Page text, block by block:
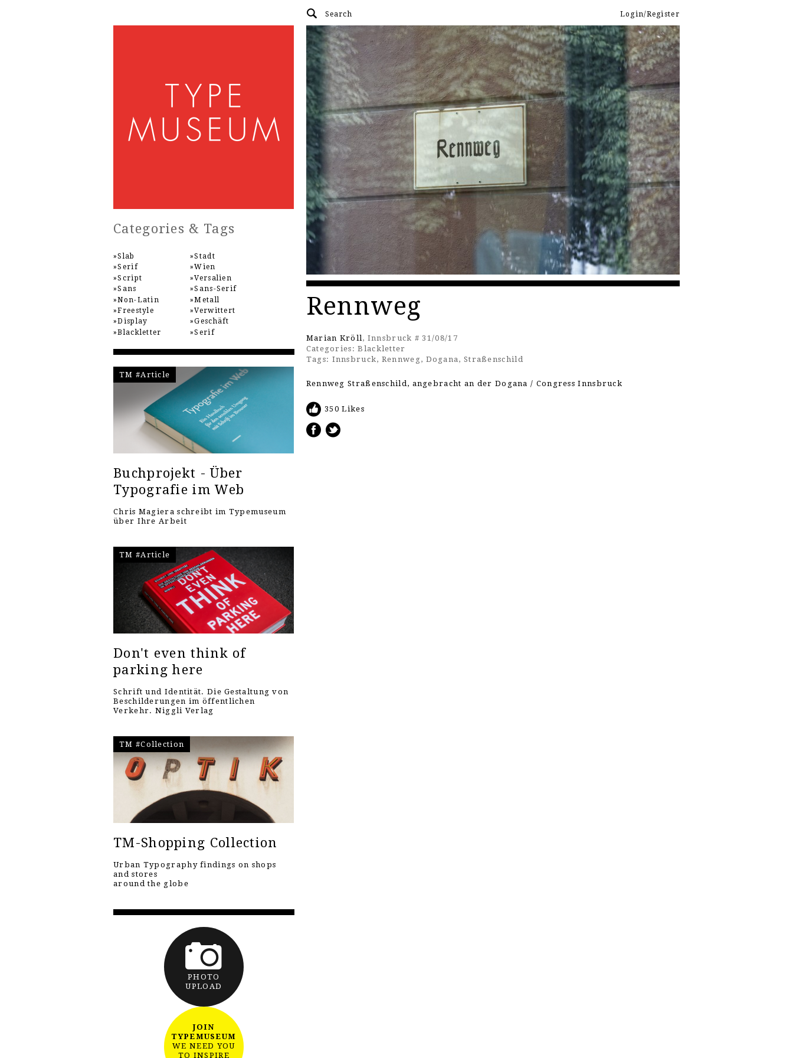
Login/Register
Rennweg
Marian Kröll, Innsbruck # 31/08/17
Categories: Blackletter
Tags: Innsbruck, Rennweg, Dogana, Straßenschild
Rennweg Straßenschild, angebracht an der Dogana / Congress Innsbruck
350 Likes
Categories & Tags
Slab
Serif
Script
Sans
Non-Latin
Freestyle
Display
Blackletter
Stadt
Wien
Versalien
Sans-Serif
Metall
Verwittert
Geschäft
Serif
TM #Article
Buchprojekt - Über
Typografie im Web
Chris Magiera schreibt im Typemuseum
über Ihre Arbeit
TM #Article
Don't even think of
parking here
Schrift und Identität. Die Gestaltung von
Beschilderungen im öffentlichen
Verkehr. Niggli Verlag
TM #Collection
TM-Shopping Collection
Urban Typography findings on shops
and stores
around the globe
PHOTO
UPLOAD
JOIN
TYPEMUSEUM
WE NEED YOU
TO INSPIRE